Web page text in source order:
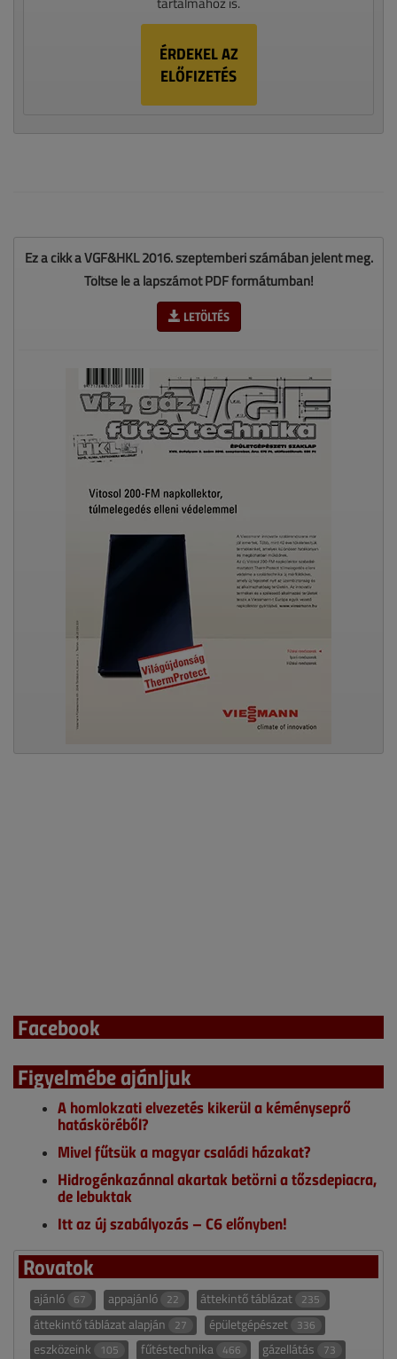
ÉRDEKEL AZ
ELŐFIZETÉS
Ez a cikk a VGF&HKL 2016. szeptemberi számában jelent meg.
Töltse le a lapszámot PDF formátumban!
LETÖLTÉS
Facebook
Figyelmébe ajánljuk
A homlokzati elvezetés kikerül a kéményseprő
hatásköréből?
Mivel fűtsük a magyar családi házakat?
Hidrogénkazánnal akartak betörni a tőzsdepiacra,
de lebuktak
Itt az új szabályozás – C6 előnyben!
Rovatok
ajánló 67 appajánló 22 áttekintő táblázat 235
áttekintő táblázat alapján 27 épületgépészet 336
eszközeink 105 fűtéstechnika 466 gázellátás 73